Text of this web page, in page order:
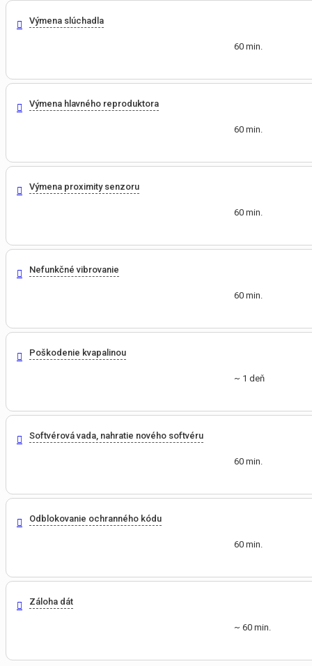
Výmena slúchadla
60 min.
Výmena hlavného reproduktora
60 min.
Výmena proximity senzoru
60 min.
Nefunkčné vibrovanie
60 min.
Poškodenie kvapalinou
~ 1 deň
Softvérová vada, nahratie nového softvéru
60 min.
Odblokovanie ochranného kódu
60 min.
Záloha dát
~ 60 min.